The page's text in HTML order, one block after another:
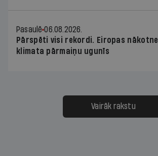
Pasaulē 06.08.2026.
Pārspēti visi rekordi. Eiropas nākotne
klimata pārmaiņu ugunīs
Vairāk rakstu